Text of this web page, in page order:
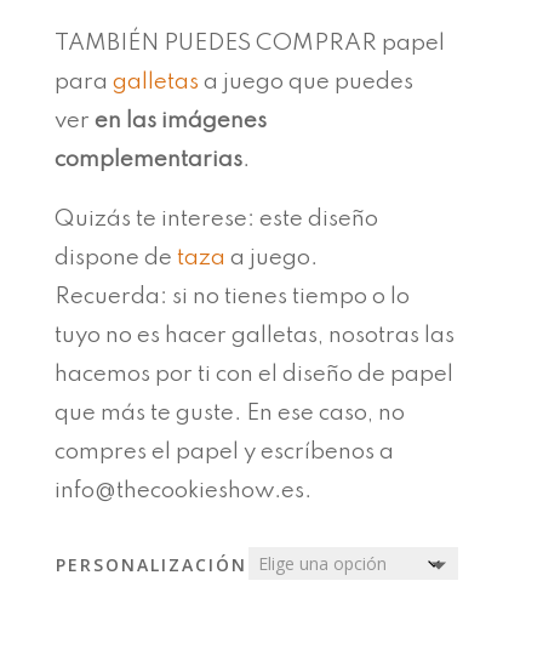
TAMBIÉN PUEDES COMPRAR papel
para galletas a juego que puedes
ver en las imágenes
complementarias.
Quizás te interese: este diseño
dispone de taza a juego.
Recuerda: si no tienes tiempo o lo
tuyo no es hacer galletas, nosotras las
hacemos por ti con el diseño de papel
que más te guste. En ese caso, no
compres el papel y escríbenos a
info@thecookieshow.es.
PERSONALIZACIÓN